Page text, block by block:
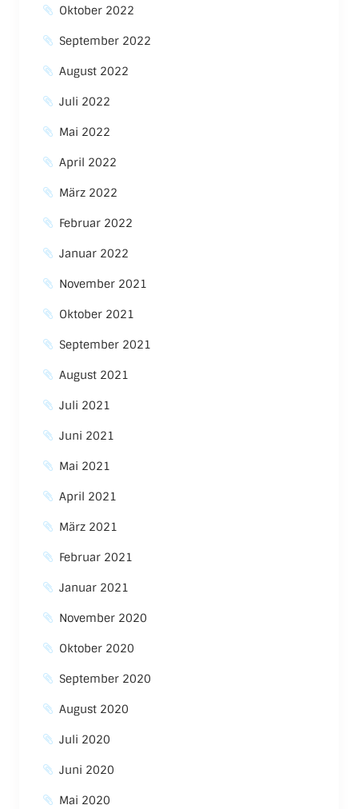
Oktober 2022
September 2022
August 2022
Juli 2022
Mai 2022
April 2022
März 2022
Februar 2022
Januar 2022
November 2021
Oktober 2021
September 2021
August 2021
Juli 2021
Juni 2021
Mai 2021
April 2021
März 2021
Februar 2021
Januar 2021
November 2020
Oktober 2020
September 2020
August 2020
Juli 2020
Juni 2020
Mai 2020